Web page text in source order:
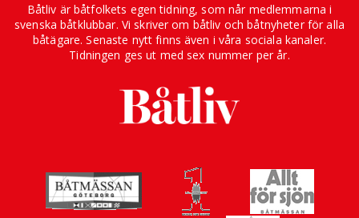
Båtliv är båtfolkets egen tidning, som når medlemmarna i
svenska båtklubbar. Vi skriver om båtliv och båtnyheter för alla
båtägare. Senaste nytt finns även i våra sociala kanaler.
Tidningen ges ut med sex nummer per år.